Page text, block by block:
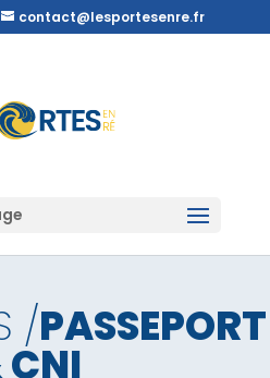
contact@lesportesenre.fr
/PASSEPORT
CNI